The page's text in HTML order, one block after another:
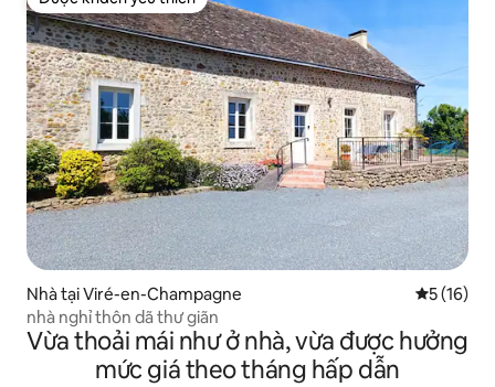
Được khách yêu thích
Nhà tại Viré-en-Champagne Xếp hạng
5 (16)
nhà nghỉ thôn dã thư giãn
Vừa thoải mái như ở nhà, vừa được hưởng
mức giá theo tháng hấp dẫn